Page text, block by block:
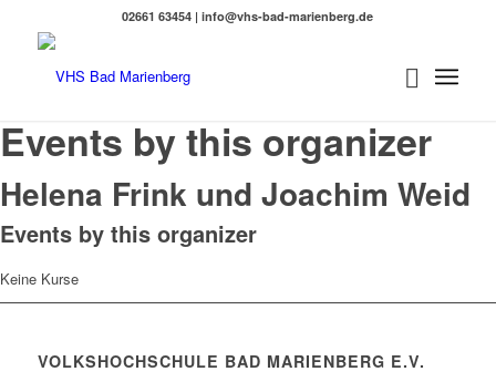
02661 63454 | info@vhs-bad-marienberg.de
Events by this organizer
Helena Frink und Joachim Weid
Events by this organizer
Keine Kurse
VOLKSHOCHSCHULE BAD MARIENBERG E.V.